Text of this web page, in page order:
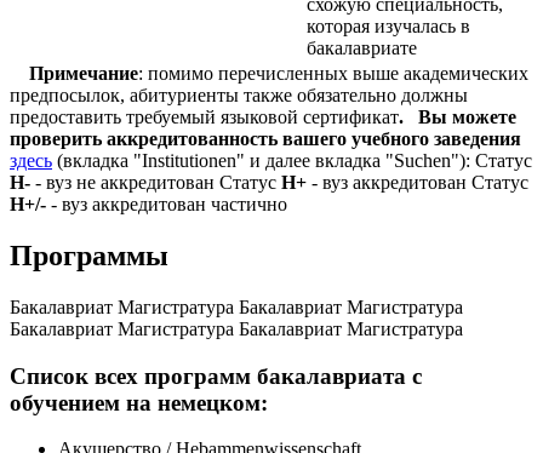
схожую специальность,
которая изучалась в
бакалавриате
Примечание: помимо перечисленных выше академических
предпосылок, абитуриенты также обязательно должны
предоставить требуемый языковой сертификат.
Вы можете
проверить аккредитованность вашего учебного заведения
здесь (вкладка "Institutionen" и далее вкладка "Suchen"): Статус
Н- - вуз не аккредитован Статус Н+ - вуз аккредитован Статус
Н+/- - вуз аккредитован частично
Программы
Бакалавриат Магистратура Бакалавриат Магистратура
Бакалавриат Магистратура Бакалавриат Магистратура
Список всех программ бакалавриата с
обучением на немецком: